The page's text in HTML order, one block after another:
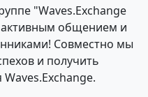
"Waves.Exchange
активным общением и
Совместно мы
и получить